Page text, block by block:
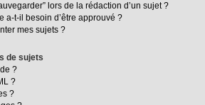
lors de la rédaction d’un sujet ?
a-t-il besoin d’être approuvé ?
mes sujets ?
de sujets
?
?
?